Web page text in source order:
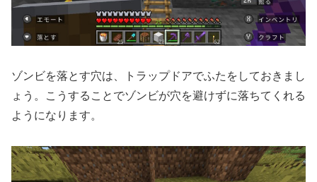
ゾンビを落とす穴は、トラップドアでふたをしておきまし
ょう。こうすることでゾンビが穴を避けずに落ちてくれる
ようになります。